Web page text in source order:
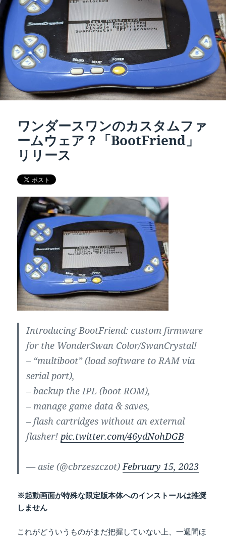
ワンダースワンのカスタムファ
ームウェア？「BootFriend」
リリース
Introducing BootFriend: custom firmware
for the WonderSwan Color/SwanCrystal!
– “multiboot” (load software to RAM via
serial port),
– backup the IPL (boot ROM),
– manage game data & saves,
– flash cartridges without an external
flasher!pic.twitter.com/46ydNohDGB
— asie (@cbrzeszczot)February 15, 2023
※起動画面が特殊な限定版本体へのインストールは推奨
しません
これがどういうものがまだ把握していない上、一週間ほ